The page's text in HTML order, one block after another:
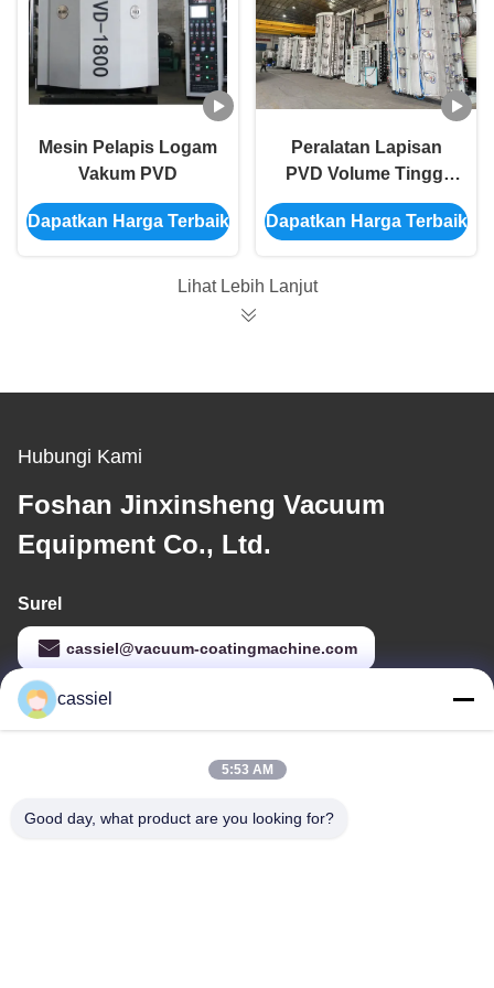
Mesin Pelapis Logam
Vakum PVD
Dapatkan Harga Terbaik
Peralatan Lapisan
PVD Volume Tinggi
Menawarkan
Berbagai Pilihan
Lengkap Meja Dan
Dapatkan Harga Terbaik
Lihat Lebih Lanjut
Hubungi Kami
Foshan Jinxinsheng Vacuum
Equipment Co., Ltd.
Surel
cassiel@vacuum-coatingmachine.com
Alamat Kami
Kota Foshan, Guangdong, Cina
cassiel
5:53 AM
Good day, what product are you looking for?